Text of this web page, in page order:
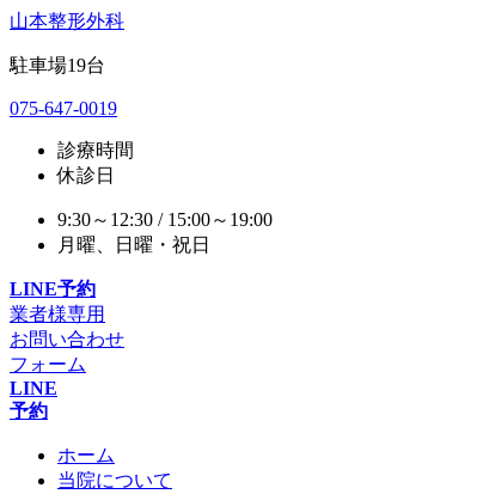
山本整形外科
駐車場19台
075-647-0019
診療時間
休診日
9:30～12:30 / 15:00～19:00
月曜、日曜・祝日
LINE予約
業者様専用
お問い合わせ
フォーム
LINE
予約
ホーム
当院について